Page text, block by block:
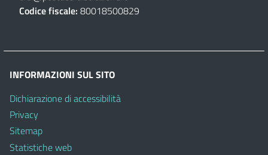
Codice fiscale: 80018500829
INFORMAZIONI SUL SITO
Dichiarazione di accessibilità
Privacy
Sitemap
Statistiche web